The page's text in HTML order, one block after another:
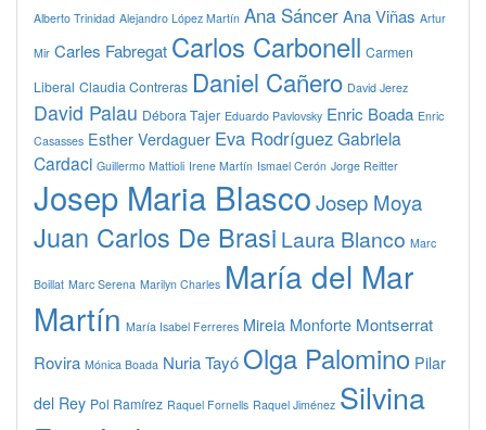
Alberto Trinidad Alejandro López Martín Ana SáncerAna Viñas Artur
Mir Carles Fabregat Carlos Carbonell Carmen
Liberal Claudia Contreras Daniel Cañero David Jerez
David Palau Débora Tajer Eduardo Pavlovsky Enric Boada Enric
Casasses Esther Verdaguer Eva RodríguezGabriela
Cardaci Guillermo Mattioli Irene Martín Ismael Cerón Jorge Reitter
Josep Maria BlascoJosep Moya
Juan Carlos De Brasi Laura Blanco Marc
Boillat Marc Serena Marilyn Charles María del Mar
Martín María Isabel Ferreres Mireia Monforte Montserrat
Rovira Mónica Boada Nuria Tayó Olga Palomino Pilar
del Rey Pol Ramírez Raquel Fornells Raquel Jiménez Silvina